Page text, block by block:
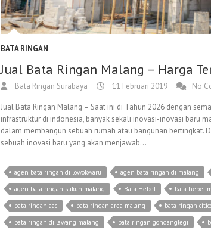
BATA RINGAN
Jual Bata Ringan Malang – Harga
Bata Ringan Surabaya 11 Februari 2019 No
Jual Bata Ringan Malang – Saat ini di Tahun 2026 dengan
infrastruktur di indonesia, banyak sekali inovasi-inovasi baru
dalam membangun sebuah rumah atau bangunan bertingkat.
sebuah inovasi baru yang akan menjawab…
agen bata ringan di lowokwaru agen bata ringan di malang
agen bata ringan sukun malang
Bata Hebel bata hebel
bata ringan aac
bata ringan area malang
bata ringan
bata ringan di lawang malang
bata ringan gondanglegi